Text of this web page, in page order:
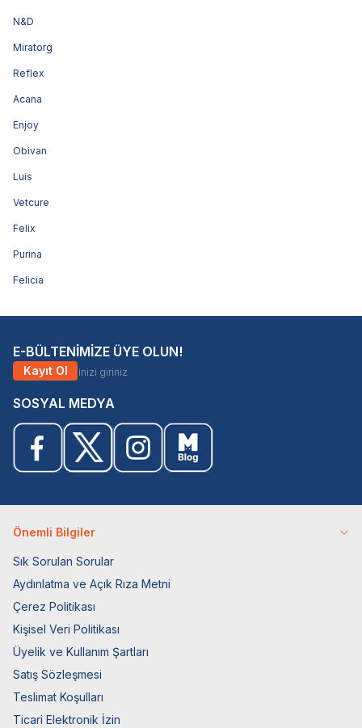
N&D
Miratorg
Reflex
Acana
Enjoy
Obivan
Luis
Vetcure
Felix
Purina
Felicia
E-BÜLTENİMİZE ÜYE OLUN!
Kayıt Ol
SOSYAL MEDYA
Önemli Bilgiler
Sık Sorulan Sorular
Aydınlatma ve Açık Rıza Metni
Çerez Politikası
Kişisel Veri Politikası
Üyelik ve Kullanım Şartları
Satış Sözleşmesi
Teslimat Koşulları
Ticari Elektronik İzin